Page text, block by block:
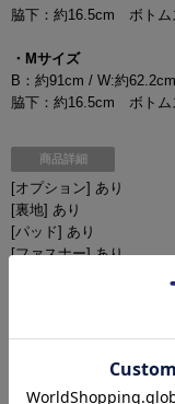
脇下：約16.5cm ボトム
・Mサイズ
B：約91cm / W:約
脇下：約16.5cm ボトム
商品詳細
[オプション] あり
[裏地] あり
[パッド] あり
[ファスナー] あり
[透け] 無し